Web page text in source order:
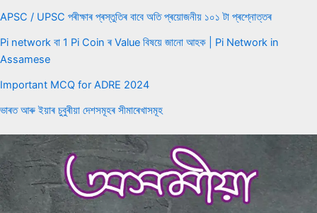
APSC / UPSC পৰীক্ষাৰ প্ৰস্তুতিৰ বাবে অতি প্ৰয়োজনীয় ১০১ টা প্ৰশ্নোত্তৰ
Pi network বা 1 Pi Coin ৰ Value বিষয়ে জানো আহক | Pi Network in
Assamese
Important MCQ for ADRE 2024
ভাৰত আৰু ইয়াৰ চুবুৰীয়া দেশসমূহৰ সীমাৰেখাসমূহ